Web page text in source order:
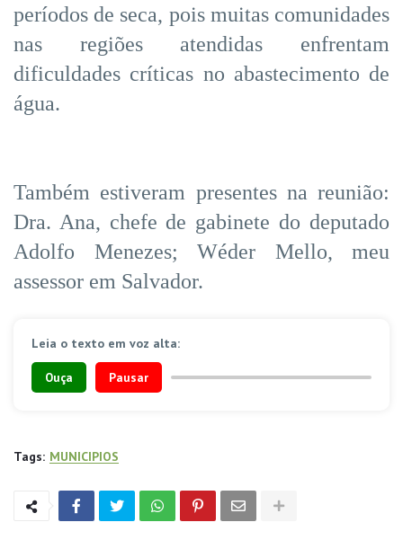
períodos de seca, pois muitas comunidades
nas regiões atendidas enfrentam
dificuldades críticas no abastecimento de
água.
Também estiveram presentes na reunião:
Dra. Ana, chefe de gabinete do deputado
Adolfo Menezes; Wéder Mello, meu
assessor em Salvador.
Leia o texto em voz alta:
Ouça Pausar
Tags: MUNICIPIOS